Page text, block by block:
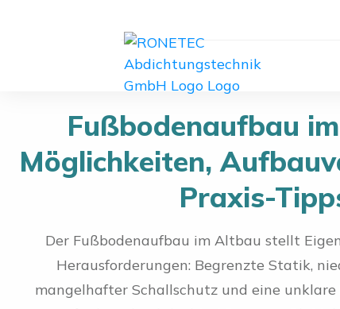
Fußbodenaufbau
Möglichkeiten,
Praxis-
Der Fußbodenaufbau im Altbau stellt
Herausforderungen: Begrenzte Statik,
mangelhafter Schallschutz und eine